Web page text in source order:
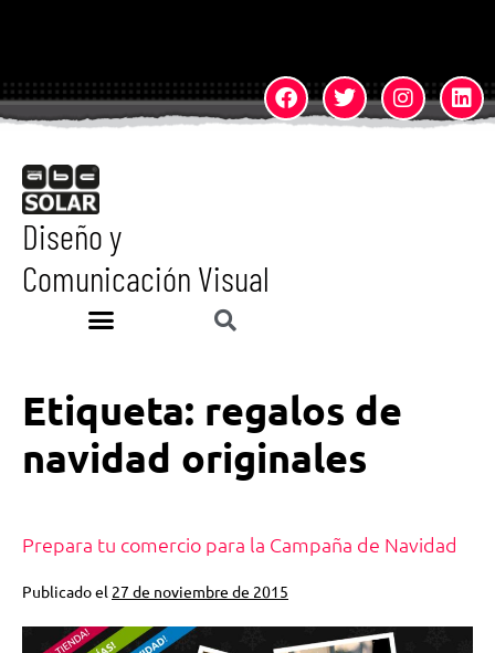
Diseño y
Comunicación Visual
Etiqueta: regalos de
navidad originales
Prepara tu comercio para la Campaña de Navidad
Publicado el 27 de noviembre de 2015